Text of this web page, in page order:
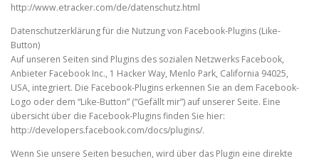
http://www.etracker.com/de/datenschutz.html
Datenschutzerklärung für die Nutzung von Facebook-Plugins (Like-
Button)
Auf unseren Seiten sind Plugins des sozialen Netzwerks Facebook,
Anbieter Facebook Inc., 1 Hacker Way, Menlo Park, California 94025,
USA, integriert. Die Facebook-Plugins erkennen Sie an dem Facebook-
Logo oder dem “Like-Button” (“Gefällt mir”) auf unserer Seite. Eine
übersicht über die Facebook-Plugins finden Sie hier:
http://developers.facebook.com/docs/plugins/.
Wenn Sie unsere Seiten besuchen, wird über das Plugin eine direkte